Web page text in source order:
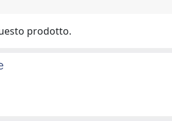
prodotto.